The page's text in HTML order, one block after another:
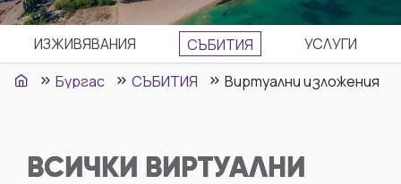
ИЗЖИВЯВАНИЯ СЪБИТИЯ
УСЛУГИ
Бургас
СЪБИТИЯ Виртуални изложения
ВСИЧКИ
ВИРТУАЛНИ